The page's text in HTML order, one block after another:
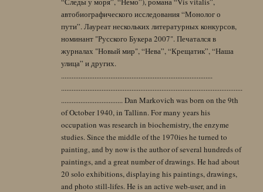
автобиографического исследования “Монолог о
пути”. Лауреат нескольких литературных конкурсов,
номинант "Русского Букера 2007". Печатался в
журналах "Новый мир", “Нева”, “Крещатик”, “Наша
улица” и других.
......................................................................................
.......................................................................................................
................................... Dan Markovich was born on the 9th
of October 1940, in Tallinn. For many years his
occupation was research in biochemistry, the enzyme
studies. Since the middle of the 1970ies he turned to
painting, and by now is the author of several hundreds of
paintings, and a great number of drawings. He had about
20 solo exhibitions, displaying his paintings, drawings,
and photo still-lifes. He is an active web-user, and in